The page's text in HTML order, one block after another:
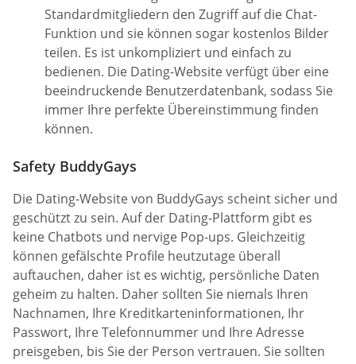
Standardmitgliedern den Zugriff auf die Chat-
Funktion und sie können sogar kostenlos Bilder
teilen. Es ist unkompliziert und einfach zu
bedienen. Die Dating-Website verfügt über eine
beeindruckende Benutzerdatenbank, sodass Sie
immer Ihre perfekte Übereinstimmung finden
können.
Safety BuddyGays
Die Dating-Website von BuddyGays scheint sicher und
geschützt zu sein. Auf der Dating-Plattform gibt es
keine Chatbots und nervige Pop-ups. Gleichzeitig
können gefälschte Profile heutzutage überall
auftauchen, daher ist es wichtig, persönliche Daten
geheim zu halten. Daher sollten Sie niemals Ihren
Nachnamen, Ihre Kreditkarteninformationen, Ihr
Passwort, Ihre Telefonnummer und Ihre Adresse
preisgeben, bis Sie der Person vertrauen. Sie sollten